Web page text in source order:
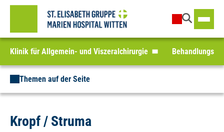
Klinik für Allgemein- und Viszeralchirurgie
Themen auf der Seite
Kropf / Struma